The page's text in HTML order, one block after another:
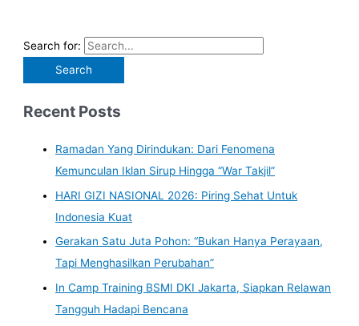
Search for:
Recent Posts
Ramadan Yang Dirindukan: Dari Fenomena
Kemunculan Iklan Sirup Hingga “War Takjil”
HARI GIZI NASIONAL 2026: Piring Sehat Untuk
Indonesia Kuat
Gerakan Satu Juta Pohon: “Bukan Hanya Perayaan,
Tapi Menghasilkan Perubahan”
In Camp Training BSMI DKI Jakarta, Siapkan Relawan
Tangguh Hadapi Bencana